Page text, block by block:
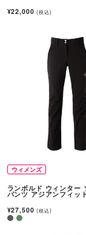
¥22,000(税込)
ウィメンズ
ランボルド ウィンター
パンツ アジアンフィッ
¥27,500(税込)